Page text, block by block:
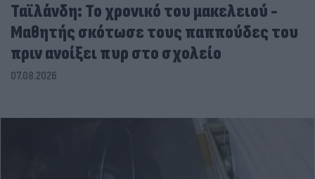
Ταϊλάνδη: Το χρονικό του μακελειού -
Μαθητής σκότωσε τους παππούδες του
πριν ανοίξει πυρ στο σχολείο
07.08.2026